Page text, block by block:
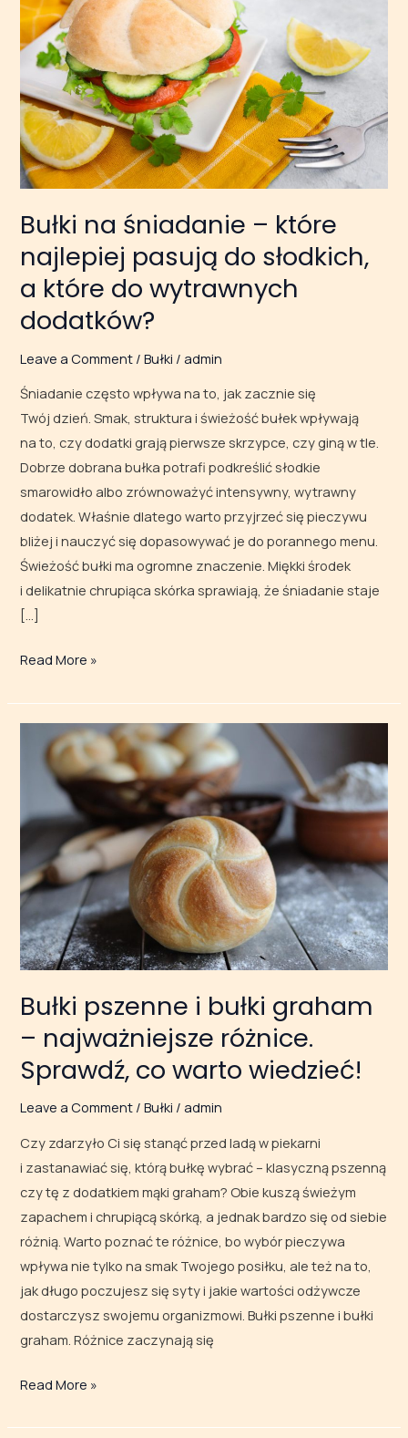
Bułki na śniadanie – które
najlepiej pasują do słodkich,
a które do wytrawnych
dodatków?
Leave a Comment /Bułki /admin
Śniadanie często wpływa na to, jak zacznie się
Twój dzień. Smak, struktura i świeżość bułek wpływają
na to, czy dodatki grają pierwsze skrzypce, czy giną w tle.
Dobrze dobrana bułka potrafi podkreślić słodkie
smarowidło albo zrównoważyć intensywny, wytrawny
dodatek. Właśnie dlatego warto przyjrzeć się pieczywu
bliżej i nauczyć się dopasowywać je do porannego menu.
Świeżość bułki ma ogromne znaczenie. Miękki środek
i delikatnie chrupiąca skórka sprawiają, że śniadanie staje
[…]
–
które
najlepiej
do słodkich,
a które
do wytrawnych
dodatków?
Read More »
Bułki pszenne i bułki graham
– najważniejsze różnice.
Sprawdź, co warto wiedzieć!
Leave a Comment /Bułki /admin
Czy zdarzyło Ci się stanąć przed ladą w piekarni
i zastanawiać się, którą bułkę wybrać – klasyczną pszenną
czy tę z dodatkiem mąki graham? Obie kuszą świeżym
zapachem i chrupiącą skórką, a jednak bardzo się od siebie
różnią. Warto poznać te różnice, bo wybór pieczywa
wpływa nie tylko na smak Twojego posiłku, ale też na to,
jak długo poczujesz się syty i jakie wartości odżywcze
dostarczysz swojemu organizmowi. Bułki pszenne i bułki
graham. Różnice zaczynają się
pszenne
i bułki
graham
–
najważniejsze
różnice.
Sprawdź,
co warto
wiedzieć!
Read More »